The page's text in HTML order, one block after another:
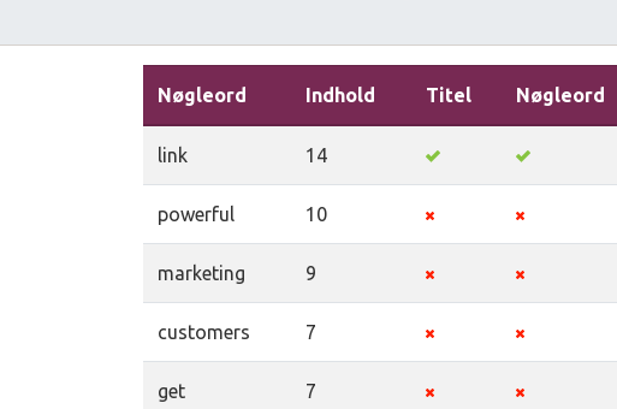
Nøgleord Indhold Titel Nøgleord
link 14
powerful 10
marketing 9
customers 7
get 7